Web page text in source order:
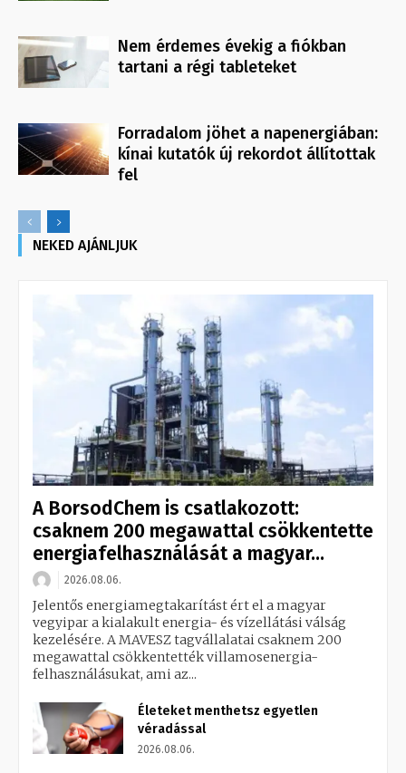
Nem érdemes évekig a fiókban
tartani a régi tableteket
Forradalom jöhet a napenergiában:
kínai kutatók új rekordot állítottak
fel
NEKED AJÁNLJUK
A BorsodChem is csatlakozott:
csaknem 200 megawattal csökkentette
energiafelhasználását a magyar...
2026.08.06.
Jelentős energiamegtakarítást ért el a magyar
vegyipar a kialakult energia- és vízellátási válság
kezelésére. A MAVESZ tagvállalatai csaknem 200
megawattal csökkentették villamosenergia-
felhasználásukat, ami az...
Életeket menthetsz egyetlen
véradással
2026.08.06.